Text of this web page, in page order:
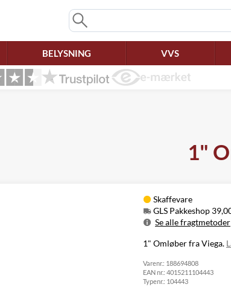
BELYSNING VVS
1"
Skaffevare
GLS Pakkeshop
Se alle fragtmetoder
Metode
GLS
1" Omløber fra Viega.
Varenr.: 188694808
EAN nr.: 4015211104443
Typenr.: 104443